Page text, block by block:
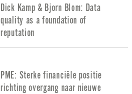
Dick Kamp & Bjorn Blom: Data
quality as a foundation of
reputation
PME: Sterke financiële positie
richting overgang naar nieuwe